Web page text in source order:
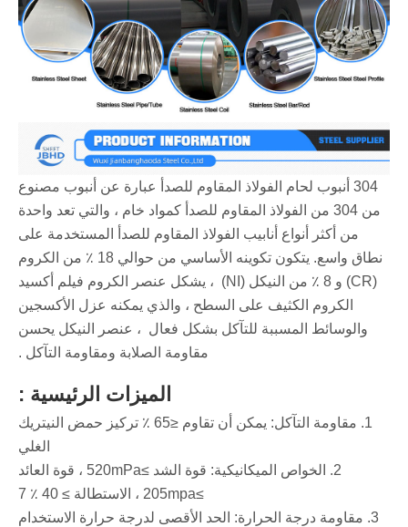
304 أنبوب لحام الفولاذ المقاوم للصدأ عبارة عن أنبوب مصنوع
من 304 من الفولاذ المقاوم للصدأ كمواد خام ، والتي تعد واحدة
من أكثر أنواع أنابيب الفولاذ المقاوم للصدأ المستخدمة على
نطاق واسع. يتكون تكوينه الأساسي من حوالي 18 ٪ من الكروم
(CR) و 8 ٪ من النيكل (NI) ‌ ، يشكل عنصر الكروم فيلم أكسيد
الكروم الكثيف على السطح ، والذي يمكنه عزل الأكسجين
والوسائط المسببة للتآكل بشكل فعال ‌ ، عنصر النيكل يحسن
مقاومة الصلابة ومقاومة التآكل ‌.
الميزات الرئيسية ‌:
‌1. مقاومة التآكل: يمكن أن تقاوم ≤65 ٪ تركيز حمض النيتريك
الغلي
‌2. الخواص الميكانيكية: قوة الشد ≥520mPa ، قوة العائد
≥205mpa ، الاستطالة ≥ 40 ٪ ‌7
‌3. مقاومة درجة الحرارة: الحد الأقصى لدرجة حرارة الاستخدام